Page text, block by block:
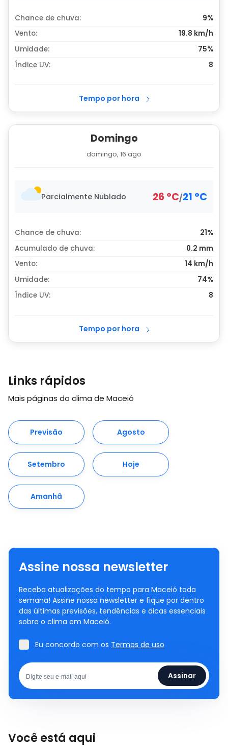
Chance de chuva:
9%
Vento:
19.8 km/h
Umidade:
75%
Índice UV:
8
Tempo por hora
Domingo
domingo, 16 ago
Parcialmente Nublado 26 °C/21 °C
Chance de chuva:
21%
Acumulado de chuva:
0.2 mm
Vento:
14 km/h
Umidade:
74%
Índice UV:
8
Tempo por hora
Links rápidos
Mais páginas do clima de Maceió
Previsão Agosto
Setembro Hoje
Amanhã
Assine nossa newsletter
Receba atualizações do tempo para Maceió toda
semana! Assine nossa newsletter e fique por dentro
das últimas previsões, tendências e dicas essenciais
sobre o clima em Maceió.
Eu concordo com os Termos de uso
Assinar
Você está aqui